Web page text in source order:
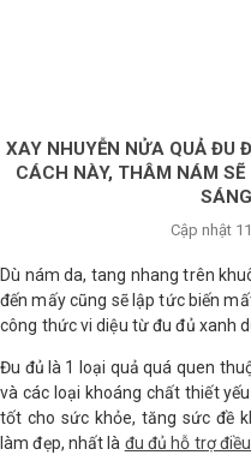
XAY NHUYỄN NỬA QUẢ ĐU
CÁCH NÀY, THÂM NÁM
Cập nhật
Dù nám da, tang nhang trên
đến mấy cũng sẽ lập tức biến
công thức vi diệu từ đu đủ xanh
Đu đủ là 1 loại quả quá quen
và các loại khoáng chất thiết
tốt cho sức khỏe, tăng sức đề
làm đẹp, nhất là đu đủ hỗ trợ